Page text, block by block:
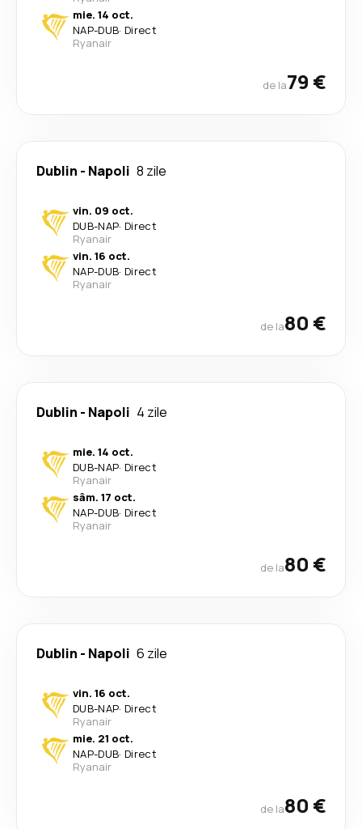
mie. 14 oct.
NAP-DUB· Direct
Ryanair
de la79 €
Dublin - Napoli 8 zile
vin. 09 oct.
DUB-NAP· Direct
Ryanair
vin. 16 oct.
NAP-DUB· Direct
Ryanair
de la80 €
Dublin - Napoli 4 zile
mie. 14 oct.
DUB-NAP· Direct
Ryanair
sâm. 17 oct.
NAP-DUB· Direct
Ryanair
de la80 €
Dublin - Napoli 6 zile
vin. 16 oct.
DUB-NAP· Direct
Ryanair
mie. 21 oct.
NAP-DUB· Direct
Ryanair
de la80 €